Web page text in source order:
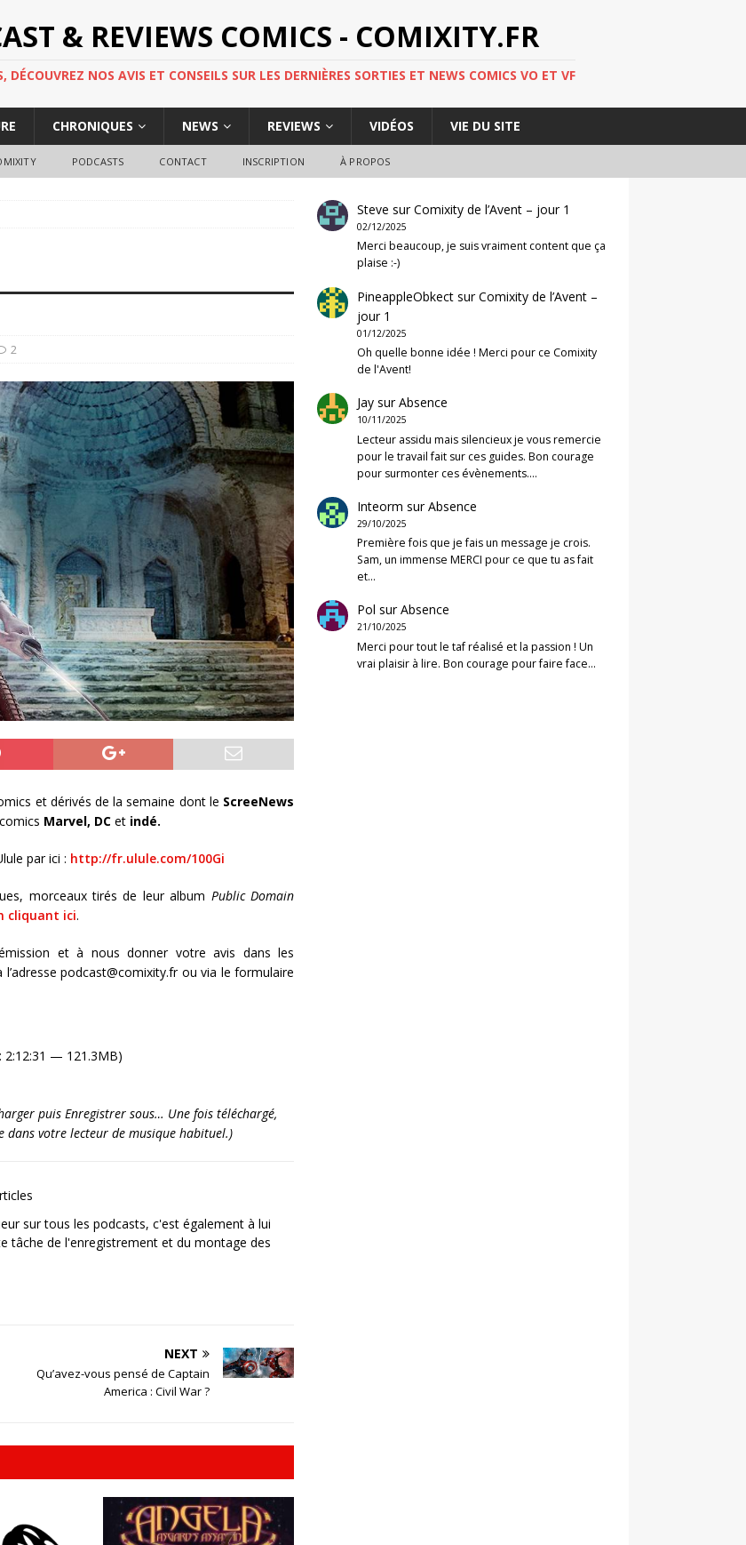
& REVIEWS COMICS - COMIXITY.FR
NOS AVIS ET CONSEILS SUR LES DERNIÈRES SORTIES ET NEWS COMICS VO ET VF
CHRONIQUES NEWS REVIEWS VIDÉOS VIE DU SITE
PODCASTS CONTACT INSCRIPTION À PROPOS
2
et dérivés de la semaine dont le ScreeNews
Marvel, DC et indé.
par ici : http://fr.ulule.com/100Gi
morceaux tirés de leur album Public Domain
cliquant ici.
et à nous donner votre avis dans les
podcast@comixity.fr ou via le formulaire
2:12:31 — 121.3MB)
puis Enregistrer sous… Une fois téléchargé,
dans votre lecteur de musique habituel.)
sur tous les podcasts, c'est également à lui
tâche de l'enregistrement et du montage des
NEXT
Qu’avez-vous pensé de Captain
America : Civil War ?
Steve surComixity de l’Avent – jour 1
02/12/2025
Merci beaucoup, je suis vraiment content que ça
plaise :-)
PineappleObkect surComixity de l’Avent –
jour 1
01/12/2025
Oh quelle bonne idée ! Merci pour ce Comixity
de l'Avent!
Jay surAbsence
10/11/2025
Lecteur assidu mais silencieux je vous remercie
pour le travail fait sur ces guides. Bon courage
pour surmonter ces évènements.…
Inteorm surAbsence
29/10/2025
Première fois que je fais un message je crois.
Sam, un immense MERCI pour ce que tu as fait
et…
Pol surAbsence
21/10/2025
Merci pour tout le taf réalisé et la passion ! Un
vrai plaisir à lire. Bon courage pour faire face…